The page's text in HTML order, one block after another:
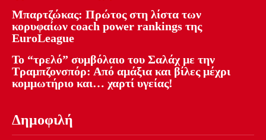
Μπαρτζώκας: Πρώτος στη λίστα των
κορυφαίων coach power rankings της
EuroLeague
Το “τρελό” συμβόλαιο του Σαλάχ με την
Τραμπζονσπόρ: Από αμάξια και βίλες μέχρι
κομμωτήριο και… χαρτί υγείας!
Δημοφιλή